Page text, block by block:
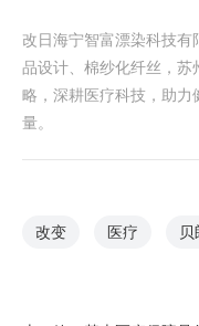
改日海宁智富漂染科技
品设计、棉纱化纤丝，苏
略，深耕医疗科技，助力
量。
改变 医疗 贝